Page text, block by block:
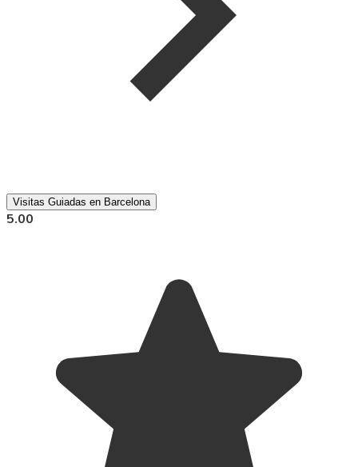
Visitas Guiadas en Barcelona
5.00